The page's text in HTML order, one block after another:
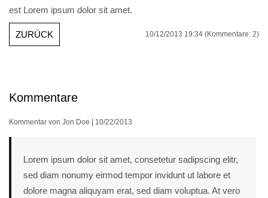
est Lorem ipsum dolor sit amet.
10/12/2013 19:34 (Kommentare: 2)
ZURÜCK
Kommentare
Kommentar von Jon Doe | 10/22/2013
Lorem ipsum dolor sit amet, consetetur sadipscing elitr,
sed diam nonumy eirmod tempor invidunt ut labore et
dolore magna aliquyam erat, sed diam voluptua. At vero